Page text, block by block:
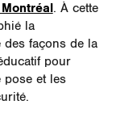
. À cette
la
des façons de la
pour
pose et les